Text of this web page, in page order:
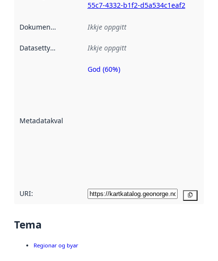
55c7-4332-b1f2-d5a534c1eaf2
Dokumentasjon Ikkje oppgitt
Datasettype Ikkje oppgitt
Metadatakvalitet
Metadatakvalitet
God (60%)
URI:
Tema
Regionar og byar